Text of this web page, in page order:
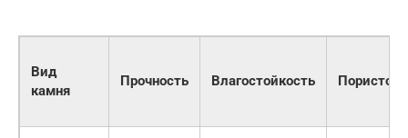
Вид
камня
Прочность Влагостойкость